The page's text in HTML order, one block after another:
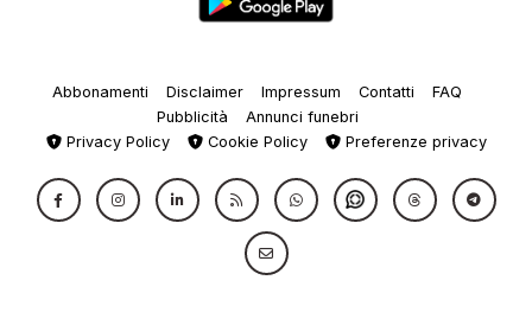
Abbonamenti Disclaimer Impressum Contatti
FAQ
Pubblicità
Annunci funebri
Privacy Policy
Cookie Policy Preferenze privacy